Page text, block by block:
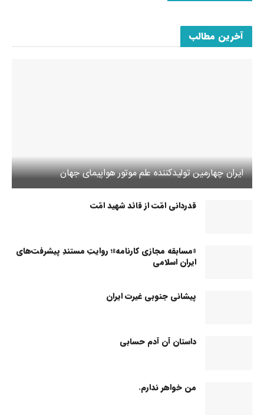
آخرین مطالب
ایران چهارمین تولیدکننده علم موتور هواپیمای جهان
قدردانی امّت از قائد شهید امّت
«مسابقه مجازی کارنامه»؛ روایتِ مستندِ پیشرفت‌های
ایران اسلامی
پیشانی جنوبی غیرت ایران
داستان آن آدم حسابی
من خواهر ندارم.